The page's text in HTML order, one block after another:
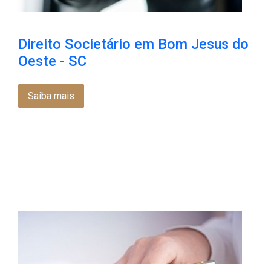
Direito Societário em Bom Jesus do
Oeste - SC
Saiba mais